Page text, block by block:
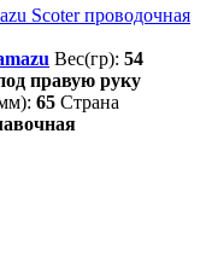
Scoter проводочная
Вес(гр): 54
правую руку
65 Страна